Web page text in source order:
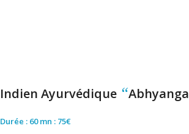
Indien Ayurvédique “Abhyanga
Durée : 60 mn : 75€